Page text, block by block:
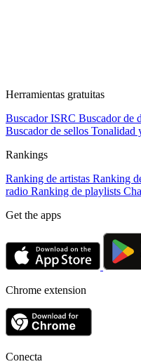
Herramientas gratuitas
Buscador ISRC Buscador de
Buscador de sellos Tonalidad
Rankings
Ranking de artistas Ranking
radio Ranking de playlists
Get the apps
Chrome extension
Conecta